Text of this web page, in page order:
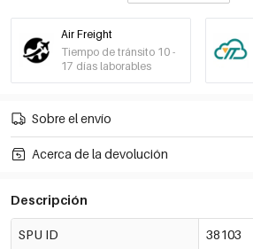
Air Freight
Tiempo de tránsito 10 -
17 días laborables
Sobre el envío
Acerca de la devolución
Descripción
SPU ID 38103